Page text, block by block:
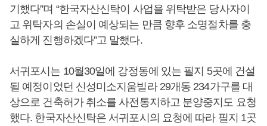
기했다”며 “한국자산신탁이 사업을 위탁받은 당사자이
고 위탁자의 손실이 예상되는 만큼 향후 소명절차를 충
실하게 진행하겠다”고 말했다.
서귀포시는 10월30일에 강정동에 있는 필지 5곳에 건설
될 예정이었던 신성미소지움빌라 29개동 234가구를 대
상으로 건축허가 취소를 사전통지하고 분양중지도 요청
했다. 한국자산신탁은 서귀포시의 요청에 따라 필지 1곳